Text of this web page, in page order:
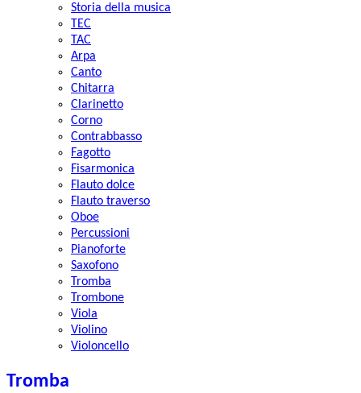
Storia della musica
TEC
TAC
Arpa
Canto
Chitarra
Clarinetto
Corno
Contrabbasso
Fagotto
Fisarmonica
Flauto dolce
Flauto traverso
Oboe
Percussioni
Pianoforte
Saxofono
Tromba
Trombone
Viola
Violino
Violoncello
Tromba